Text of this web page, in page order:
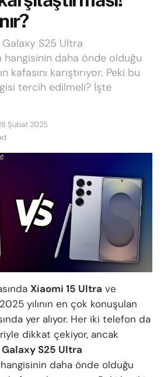
S25 Ultra
hangisinin daha önde olduğu
kafasını karıştırıyor. Peki bu
tercih edilmeli? İşte
Şubat 2025
Xiaomi 15 Ultra ve
yılının en çok konuşulan
yer alıyor. Her iki telefon da
dikkat çekiyor, ancak
S25 Ultra
hangisinin daha önde olduğu